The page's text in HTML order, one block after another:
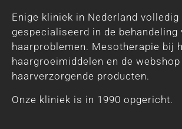
Enige kliniek in Nederland volledig
gespecialiseerd in de behandeling
haarproblemen. Mesotherapie bij
haargroeimiddelen en de
haarverzorgende producten.
Onze kliniek is in 1990 opgericht.